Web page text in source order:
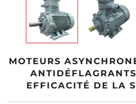
MOTEURS
EFFICACITÉ DE LA